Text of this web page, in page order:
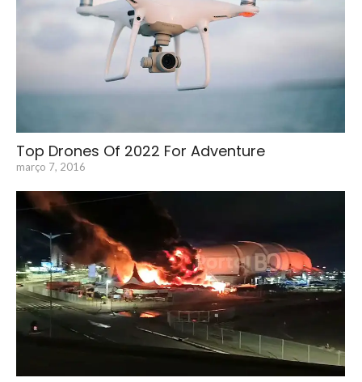
Top Drones Of 2022 For Adventure
março 7, 2016